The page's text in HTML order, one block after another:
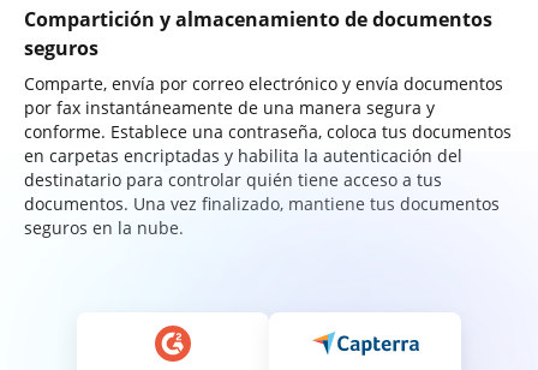
Compartición y almacenamiento de documentos
seguros
Comparte, envía por correo electrónico y envía documentos
por fax instantáneamente de una manera segura y
conforme. Establece una contraseña, coloca tus documentos
en carpetas encriptadas y habilita la autenticación del
destinatario para controlar quién tiene acceso a tus
documentos. Una vez finalizado, mantiene tus documentos
seguros en la nube.